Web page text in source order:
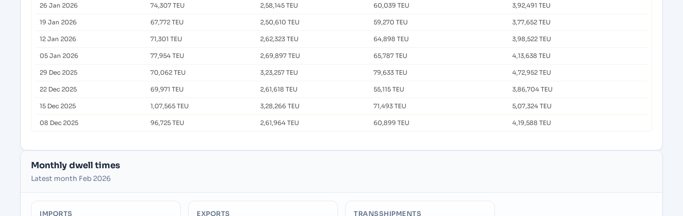
26 Jan 2026 74,307 TEU 2,58,145 TEU 60,039 TEU 3,92,491 TEU
19 Jan 2026 67,772 TEU 2,50,610 TEU 59,270 TEU 3,77,652 TEU
12 Jan 2026 71,301 TEU 2,62,323 TEU 64,898 TEU 3,98,522 TEU
05 Jan 2026 77,954 TEU 2,69,897 TEU 65,787 TEU 4,13,638 TEU
29 Dec 2025 70,062 TEU 3,23,257 TEU 79,633 TEU 4,72,952 TEU
22 Dec 2025 69,971 TEU 2,61,618 TEU 55,115 TEU 3,86,704 TEU
15 Dec 2025 1,07,565 TEU 3,28,266 TEU 71,493 TEU 5,07,324 TEU
08 Dec 2025 96,725 TEU 2,61,964 TEU 60,899 TEU 4,19,588 TEU
Monthly dwell times
Latest month Feb 2026
IMPORTS EXPORTS TRANSSHIPMENTS